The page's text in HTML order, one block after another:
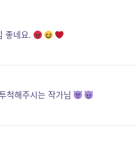
좋네요.
척해주시는 작가님